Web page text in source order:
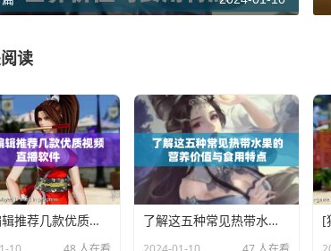
读
网络编辑推荐几款优质视频直播软件 了解这五种常见热带水果的营养价值与食用特点